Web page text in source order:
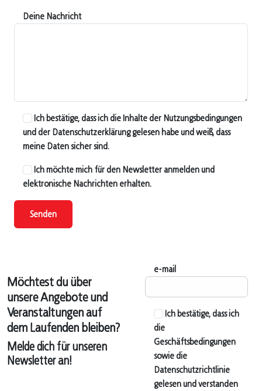
Deine Nachricht
Ich bestätige, dass ich die Inhalte der Nutzungsbedingungen
und der Datenschutzerklärung gelesen habe und weiß, dass
meine Daten sicher sind.
Ich möchte mich für den Newsletter anmelden und
elektronische Nachrichten erhalten.
Senden
Möchtest du über
unsere Angebote und
Veranstaltungen auf
dem Laufenden bleiben?
Melde dich für unseren
Newsletter an!
e-mail
Ich bestätige, dass ich
die
Geschäftsbedingungen
sowie die
Datenschutzrichtlinie
gelesen und verstanden